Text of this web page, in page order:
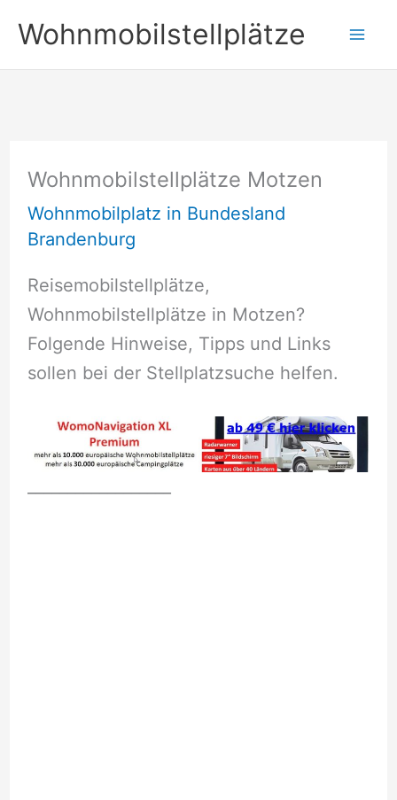
Inhalt
springen
Wohnmobilstellplätze
Wohnmobilstellplätze Motzen
Wohnmobilplatz in Bundesland
Brandenburg
Reisemobilstellplätze,
Wohnmobilstellplätze in Motzen?
Folgende Hinweise, Tipps und Links
sollen bei der Stellplatzsuche helfen.